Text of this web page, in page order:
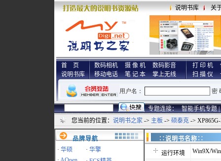
说明书库 关
首 页
说明书库
数码相机 摄 像 机
数码影音
移动电话
笔 记 本 掌上无线
打 印 机
扫 描 仪
专题连接： 智能手机专题 |
您当前的位置： 说明书之家 -> 主板 -> 硕泰克 ->
品牌导航
· 华硕 · 华擎
∷说明书名
运行环境 Win9X/